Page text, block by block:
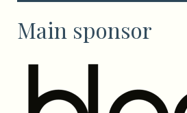
Main sponsor